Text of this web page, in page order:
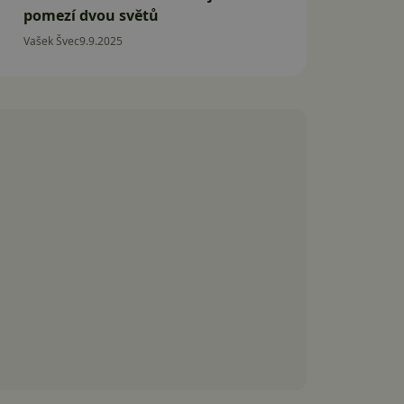
pomezí dvou světů
Vašek Švec9.9.2025